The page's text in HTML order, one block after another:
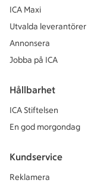
ICA Maxi
Utvalda leverantörer
Annonsera
Jobba på ICA
Hållbarhet
ICA Stiftelsen
En god morgondag
Kundservice
Reklamera